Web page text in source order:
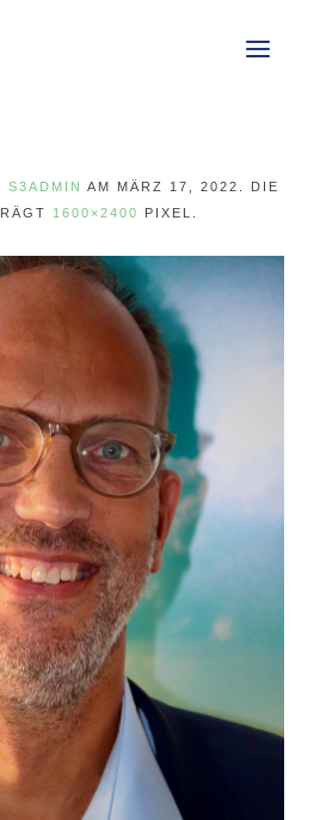
S3ADMIN AM MÄRZ 17, 2022
. DIE
1600×2400 PIXEL.